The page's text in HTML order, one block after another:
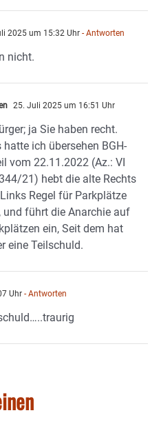
2025 um 15:32 Uhr - Antworten
nicht.
25. Juli 2025 um 16:51 Uhr
ja Sie haben recht.
hatte ich übersehen BGH-
vom 22.11.2022 (Az.: VI
21) hebt die alte Rechts
Regel für Parkplätze
und führt die Anarchie auf
ein, Seit dem hat
eine Teilschuld.
Uhr - Antworten